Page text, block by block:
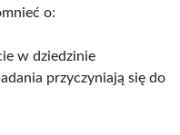
o:
w dziedzinie
przyczyniają się do